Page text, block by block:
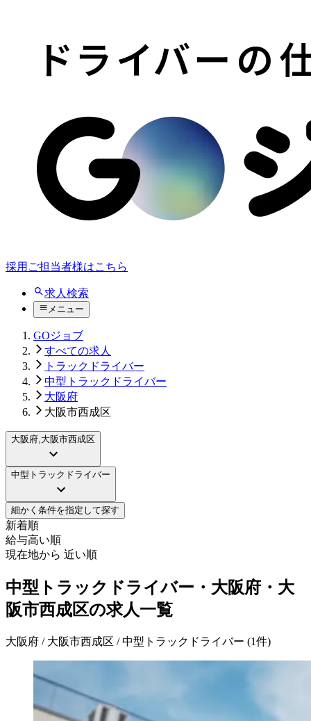
採用ご担当者様はこちら
求人検索
メニュー
GOジョブ
すべての求人
トラックドライバー
中型トラックドライバー
大阪府
大阪市西成区
大阪府,大阪市西成区
中型トラックドライバー
細かく条件を指定して探す
新着順
給与高い順
現在地から 近い順
中型トラックドライバー・大阪府・大
阪市西成区の求人一覧
大阪府 / 大阪市西成区 / 中型トラックドライバー (1件)